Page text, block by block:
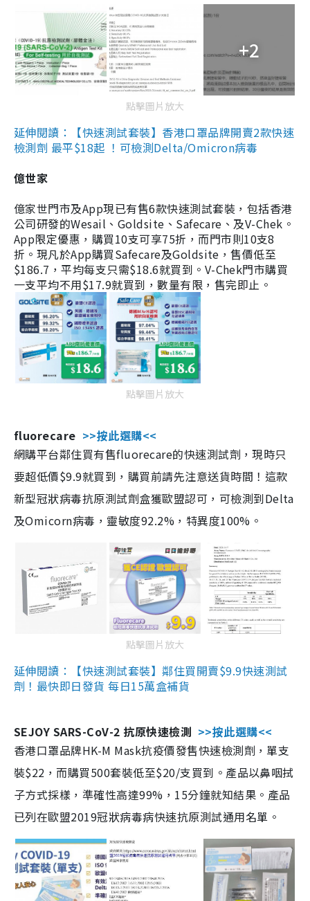
+2
點擊圖片放大
延伸閱讀：【快速測試套裝】香港口罩品牌開賣2款快速
檢測劑 最平$18起 ！可檢測Delta/Omicron病毒
億世家
億家世門市及App現已有售6款快速測試套裝，包括香港
公司研發的Wesail、Goldsite、Safecare、及V-Chek。
App限定優惠，購買10支可享75折，而門市則10支8
折。現凡於App購買Safecare及Goldsite，售價低至
$186.7，平均每支只需$18.6就買到。V-Chek門市購買
一支平均不用$17.9就買到，數量有限，售完即止。
點擊圖片放大
fluorecare >>按此選購<<
網購平台鄰住買有售fluorecare的快速測試劑，現時只
要超低價$9.9就買到，購買前請先注意送貨時間！這款
新型冠狀病毒抗原測試劑盒獲歐盟認可，可檢測到Delta
及Omicorn病毒，靈敏度92.2%，特異度100%。
點擊圖片放大
延伸閱讀：【快速測試套裝】鄰住買開賣$9.9快速測試
劑！最快即日發貨 每日15萬盒補貨
SEJOY SARS-CoV-2 抗原快速檢測 >>按此選購<<
香港口罩品牌HK-M Mask抗疫價發售快速檢測劑，單支
裝$22，而購買500套裝低至$20/支買到。產品以鼻咽拭
子方式採樣，準確性高達99%，15分鐘就知結果。產品
已列在歐盟2019冠狀病毒病快速抗原測試通用名單。